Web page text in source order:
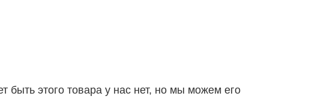
этого товара у нас нет, но мы можем его